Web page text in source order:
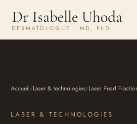
Dr Isabelle Uhoda
DERMATOLOGUE · MD, PhD
Accueil/Laser & technologies/Laser Pearl
LASER & TECHNOLOGIES